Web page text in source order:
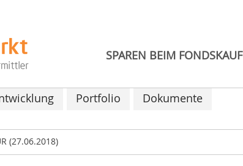
SPAREN BEIM FONDSKAUF
Emerging F EUR
Portfolio Dokumente
(27.06.2018)